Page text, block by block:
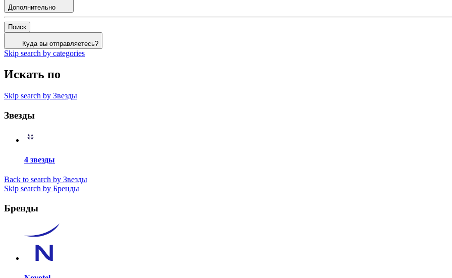
Дополнительно
Поиск
Куда вы отправляетесь?
Skip search by categories
Искать по
Skip search by Звезды
Звезды
4 звезды
Back to search by Звезды
Skip search by Бренды
Бренды